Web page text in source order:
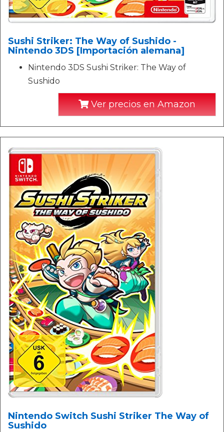
Sushi Striker: The Way of Sushido -
Nintendo 3DS [Importación alemana]
Nintendo 3DS Sushi Striker: The Way of
Sushido
Ver precios en Amazon
Nintendo Switch Sushi Striker The Way of
Sushido